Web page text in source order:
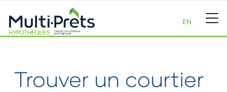
EN
Trouver un courtier